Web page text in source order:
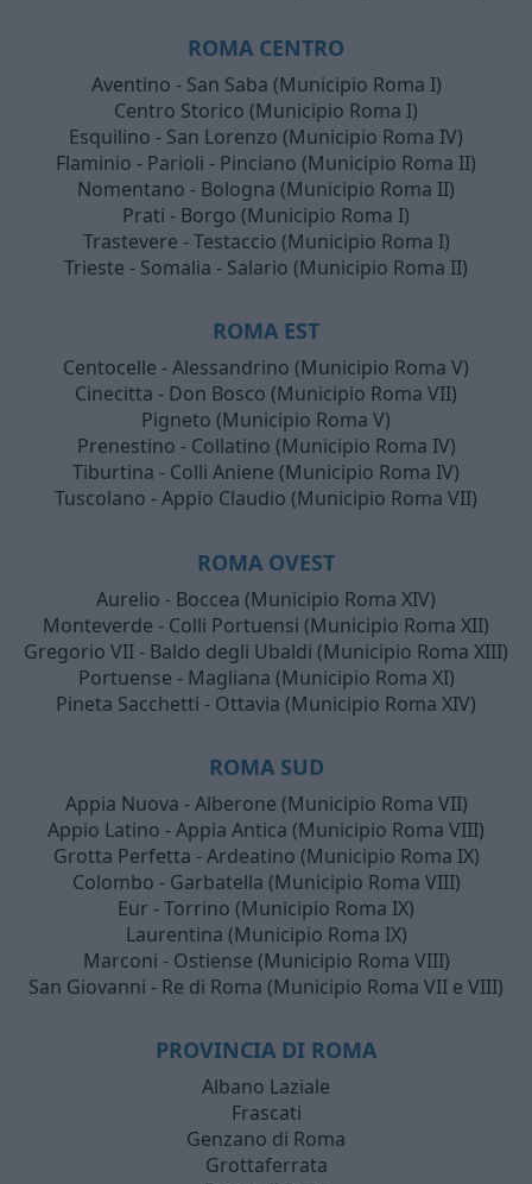
ROMA CENTRO
Aventino - San Saba (Municipio Roma I)
Centro Storico (Municipio Roma I)
Esquilino - San Lorenzo (Municipio Roma IV)
Flaminio - Parioli - Pinciano (Municipio Roma II)
Nomentano - Bologna (Municipio Roma II)
Prati - Borgo (Municipio Roma I)
Trastevere - Testaccio (Municipio Roma I)
Trieste - Somalia - Salario (Municipio Roma II)
ROMA EST
Centocelle - Alessandrino (Municipio Roma V)
Cinecitta - Don Bosco (Municipio Roma VII)
Pigneto (Municipio Roma V)
Prenestino - Collatino (Municipio Roma IV)
Tiburtina - Colli Aniene (Municipio Roma IV)
Tuscolano - Appio Claudio (Municipio Roma VII)
ROMA OVEST
Aurelio - Boccea (Municipio Roma XIV)
Monteverde - Colli Portuensi (Municipio Roma XII)
Gregorio VII - Baldo degli Ubaldi (Municipio Roma XIII)
Portuense - Magliana (Municipio Roma XI)
Pineta Sacchetti - Ottavia (Municipio Roma XIV)
ROMA SUD
Appia Nuova - Alberone (Municipio Roma VII)
Appio Latino - Appia Antica (Municipio Roma VIII)
Grotta Perfetta - Ardeatino (Municipio Roma IX)
Colombo - Garbatella (Municipio Roma VIII)
Eur - Torrino (Municipio Roma IX)
Laurentina (Municipio Roma IX)
Marconi - Ostiense (Municipio Roma VIII)
San Giovanni - Re di Roma (Municipio Roma VII e VIII)
PROVINCIA DI ROMA
Albano Laziale
Frascati
Genzano di Roma
Grottaferrata